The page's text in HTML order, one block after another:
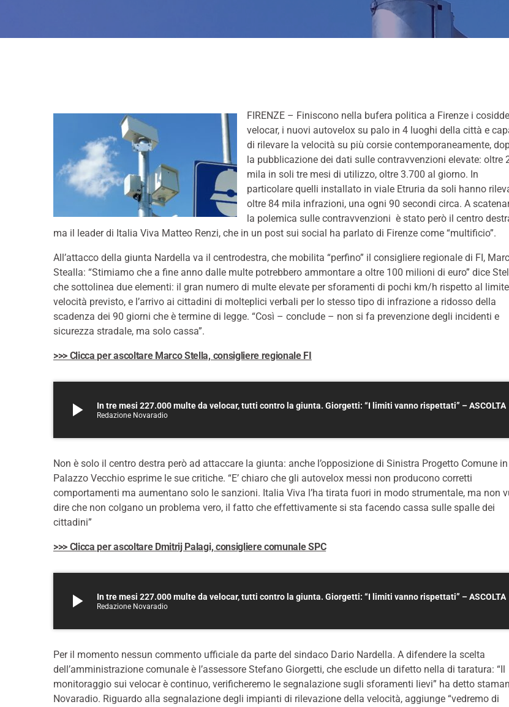
FIRENZE – Finiscono nella bufera politica a Firenze i
velocar, i nuovi autovelox su palo in 4 luoghi della città e
di rilevare la velocità su più corsie contemporaneamente,
la pubblicazione dei dati sulle contravvenzioni elevate: oltre
mila in soli tre mesi di utilizzo, oltre 3.700 al giorno. In
particolare quelli installato in viale Etruria da soli hanno
oltre 84 mila infrazioni, una ogni 90 secondi circa. A
la polemica sulle contravvenzioni è stato però il centro
ma il leader di Italia Viva Matteo Renzi, che in un post sui social ha parlato di Firenze come “multificio”.
All’attacco della giunta Nardella va il centrodestra, che mobilita “perfino” il consigliere regionale di FI,
Stealla: “Stimiamo che a fine anno dalle multe potrebbero ammontare a oltre 100 milioni di euro” dice
che sottolinea due elementi: il gran numero di multe elevate per sforamenti di pochi km/h rispetto al
velocità previsto, e l’arrivo ai cittadini di molteplici verbali per lo stesso tipo di infrazione a ridosso della
scadenza dei 90 giorni che è termine di legge. “Così – conclude – non si fa prevenzione degli incidenti e
sicurezza stradale, ma solo cassa”.
>>> Clicca per ascoltare Marco Stella, consigliere regionale FI
play_arrow In tre mesi 227.000 multe da velocar, tutti contro la giunta. Giorgetti: “I limiti vanno rispettati” – ASCOLTA
Redazione Novaradio
Non è solo il centro destra però ad attaccare la giunta: anche l’opposizione di Sinistra Progetto Comune in
Palazzo Vecchio esprime le sue critiche. “E’ chiaro che gli autovelox messi non producono corretti
comportamenti ma aumentano solo le sanzioni. Italia Viva l’ha tirata fuori in modo strumentale, ma non
dire che non colgano un problema vero, il fatto che effettivamente si sta facendo cassa sulle spalle dei
cittadini”
>>> Clicca per ascoltare Dmitrij Palagi, consigliere comunale SPC
play_arrow In tre mesi 227.000 multe da velocar, tutti contro la giunta. Giorgetti: “I limiti vanno rispettati” – ASCOLTA
Redazione Novaradio
Per il momento nessun commento ufficiale da parte del sindaco Dario Nardella. A difendere la scelta
dell’amministrazione comunale è l’assessore Stefano Giorgetti, che esclude un difetto nella di taratura: “Il
monitoraggio sui velocar è continuo, verificheremo le segnalazione sugli sforamenti lievi” ha detto
Novaradio. Riguardo alla segnalazione degli impianti di rilevazione della velocità, aggiunge “vedremo di